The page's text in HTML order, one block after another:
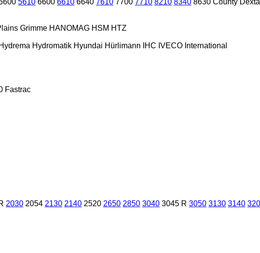
Grimme HANOMAG HSM HTZ
Hydrema Hydromatik Hyundai Hürlimann IHC IVECO International
Fastrac
2030 2054 2130 2140 2520 2650 2850 3040 3045 R 3050 3130 3140